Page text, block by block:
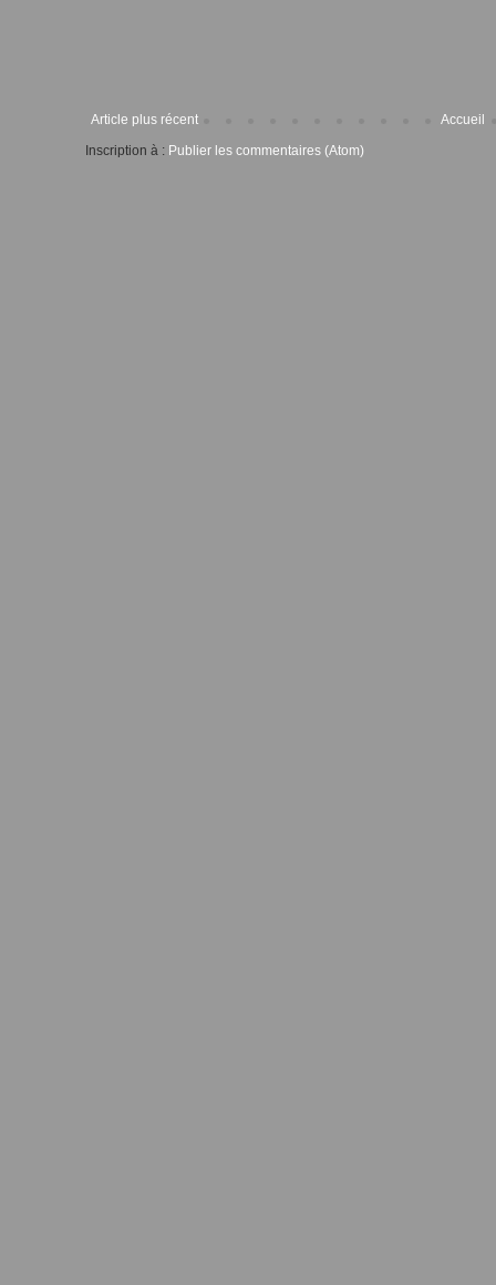
Article plus récent
Accueil
Inscription à : Publier les commentaires (Atom)